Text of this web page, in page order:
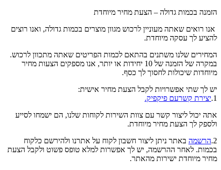
הזמנה בכמות גדולה – הצעת מחיר מיוחדת
אנו רואים שאתה מעוניין לרכוש מגוון מוצרים בכמות גדולה, ואנו רוצים
להציע לך עסקה מיוחדת.
המחירים שלנו משתנים בהתאם לכמות הפריטים שאתה מתכוון לרכוש.
במקרה של הזמנה של 10 יחידות או יותר, אנו מספקים הצעות מחיר
מיוחדות שיכולות לחסוך לך כסף.
יש לך שתי אפשרויות לקבל הצעת מחיר אישית:
1. יצירת קשרעם פיקפיק.
אתה יכול ליצור קשר עם צוות השירות לקוחות שלנו, הם ישמחו לסייע
ולספק לך הצעת מחיר מיוחדת.
2. הרשמה באתר ניתן ליצור חשבון לקוח על אתרנו ולהירשם כלקוח
בכמות. לאחר ההרשמה, יש לך אפשרות למלא טופס פשוט ולקבל הצעת
מחיר מיוחדת ישירות מהאתר.